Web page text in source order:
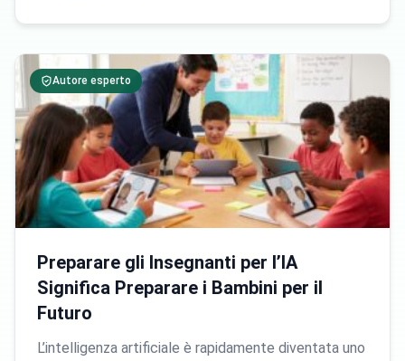
Autore esperto
Preparare gli Insegnanti per l’IA
Significa Preparare i Bambini per il
Futuro
L’intelligenza artificiale è rapidamente diventata uno